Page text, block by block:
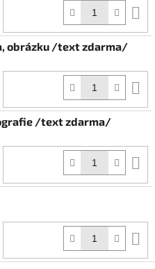
obrázku /text zdarma/
/text zdarma/